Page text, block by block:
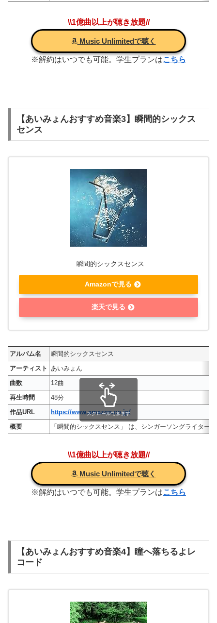
\\1億曲以上が聴き放題//
Music Unlimitedで聴く
※解約はいつでも可能。学生プランはこちら
【あいみょんおすすめ音楽3】瞬間的シックス
センス
瞬間的シックスセンス
Amazonで見る
楽天で見る
アルバム名
瞬間的シックスセンス
アーティスト
あいみょん
曲数
12曲
再生時間
48分
作品URL
https://www.amazon.co.jp/
概要
「瞬間的シックスセンス」 は、シンガーソングライタ
スクロールできます
\\1億曲以上が聴き放題//
Music Unlimitedで聴く
※解約はいつでも可能。学生プランはこちら
【あいみょんおすすめ音楽4】瞳へ落ちるよレ
コード